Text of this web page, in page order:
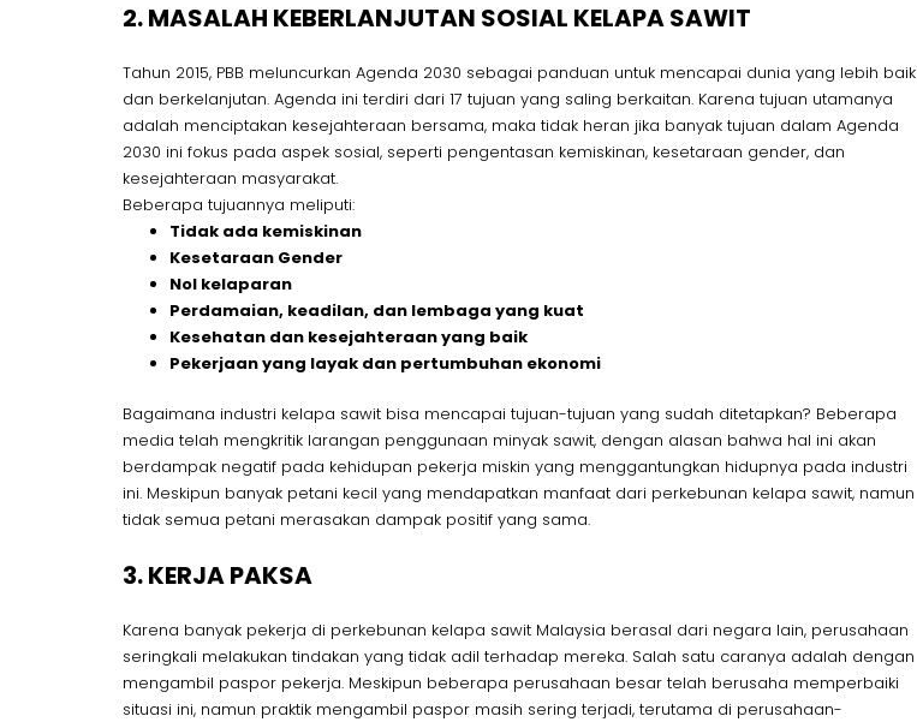
2. MASALAH KEBERLANJUTAN SOSIAL KELAPA SAWIT
Tahun 2015, PBB meluncurkan Agenda 2030 sebagai panduan untuk mencapai dunia yang lebih baik
dan berkelanjutan. Agenda ini terdiri dari 17 tujuan yang saling berkaitan. Karena tujuan utamanya
adalah menciptakan kesejahteraan bersama, maka tidak heran jika banyak tujuan dalam Agenda
2030 ini fokus pada aspek sosial, seperti pengentasan kemiskinan, kesetaraan gender, dan
kesejahteraan masyarakat.
Beberapa tujuannya meliputi:
Tidak ada kemiskinan
Kesetaraan Gender
Nol kelaparan
Perdamaian, keadilan, dan lembaga yang kuat
Kesehatan dan kesejahteraan yang baik
Pekerjaan yang layak dan pertumbuhan ekonomi
Bagaimana industri kelapa sawit bisa mencapai tujuan-tujuan yang sudah ditetapkan? Beberapa
media telah mengkritik larangan penggunaan minyak sawit, dengan alasan bahwa hal ini akan
berdampak negatif pada kehidupan pekerja miskin yang menggantungkan hidupnya pada industri
ini. Meskipun banyak petani kecil yang mendapatkan manfaat dari perkebunan kelapa sawit, namun
tidak semua petani merasakan dampak positif yang sama.
3. KERJA PAKSA
Karena banyak pekerja di perkebunan kelapa sawit Malaysia berasal dari negara lain, perusahaan
seringkali melakukan tindakan yang tidak adil terhadap mereka. Salah satu caranya adalah dengan
mengambil paspor pekerja. Meskipun beberapa perusahaan besar telah berusaha memperbaiki
situasi ini, namun praktik mengambil paspor masih sering terjadi, terutama di perusahaan-